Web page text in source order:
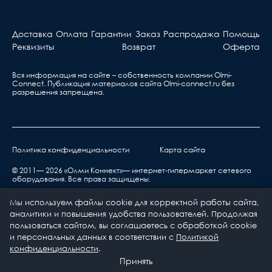
Каталог
Избранное
Берете ваш гарантийный
обращаетесь в
нарушения правил транспортировки,
хранения, эксплуатации или неправильной
установкой;
воздействия окружающей среды (дождь, снег,
град, гроза и т.п.), наступления форс-
мажорных обстоятельств (пожар, наводнение,
землетрясение и др.) или влияния случайных
внешних факторов (броски напряжения в
электрической сети и пр.)
Доставка Оплата Гарантии Заказ Распродажа Помощь
Реквизиты
Возврат Оферта
Вся информация на сайте – собственность компании Olmi-
Сonnect. Публикация материалов сайта Olmi-connect.ru без
разрешения запрещена.
Политика конфиденциальности Карта сайта
© 2011— 2026 «Олми Коннект»— интернет-гипермаркет сетевого
оборудования. Все права защищены.
Мы используем файлы cookie для корректной работы сайта,
аналитики и повышения удобства пользователей. Продолжая
пользоваться сайтом, вы соглашаетесь с обработкой cookie
и персональных данных в соответствии с Политикой
конфиденциальности.
Принять